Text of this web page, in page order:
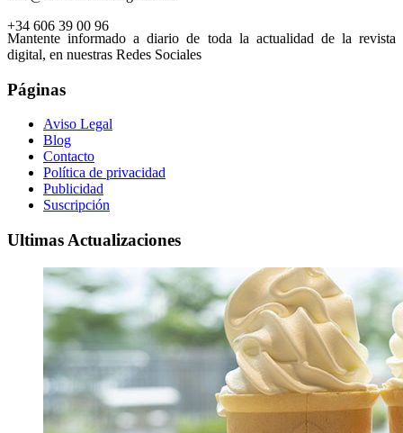
+34 606 39 00 96
Mantente informado a diario de toda la actualidad de la revista
digital, en nuestras Redes Sociales
Páginas
Aviso Legal
Blog
Contacto
Política de privacidad
Publicidad
Suscripción
Ultimas Actualizaciones